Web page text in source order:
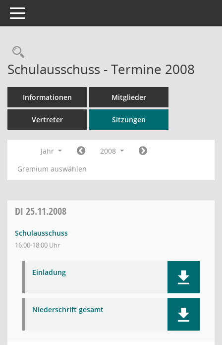
Toggle navigation
Rechercheauswahl
Schulausschuss - Termine 2008
Informationen Mitglieder
Vertreter Sitzungen
Jahr
2008
Gremium auswählen
DI 25.11.2008
Schulausschuss
16:00-18:00 Uhr
Einladung
Niederschrift gesamt